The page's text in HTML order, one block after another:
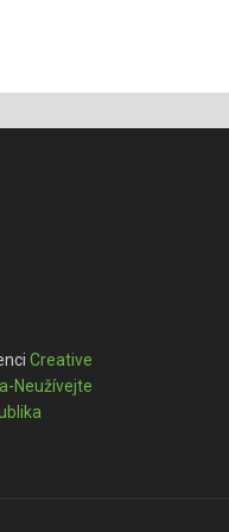
Creative
Neužívejte